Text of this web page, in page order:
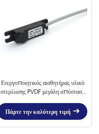
Ενεργοποιητικός αισθητήρας υλικό
στερέωσης PVDF μεγάλη απόσταση
στηρίγματος
Πάρτε την καλύτερη τιμή